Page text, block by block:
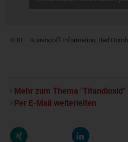
© KI – Kunststoff Information, Bad
Mehr zum Thema "Titandioxid"
Per E-Mail weiterleiten